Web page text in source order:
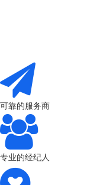
可靠的服务商
专业的经纪人